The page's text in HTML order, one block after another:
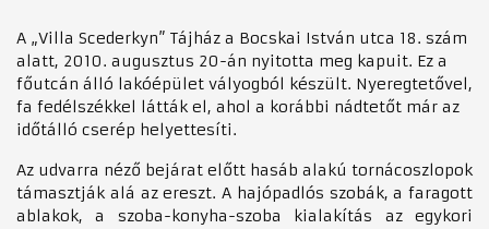
A „Villa Scederkyn” Tájház a Bocskai István utca 18. szám
alatt, 2010. augusztus 20-án nyitotta meg kapuit. Ez a
főutcán álló lakóépület vályogból készült. Nyeregtetővel,
fa fedélszékkel látták el, ahol a korábbi nádtetőt már az
időtálló cserép helyettesíti.
Az udvarra néző bejárat előtt hasáb alakú tornácoszlopok
támasztják alá az ereszt. A hajópadlós szobák, a faragott
ablakok, a szoba-konyha-szoba kialakítás az egykori